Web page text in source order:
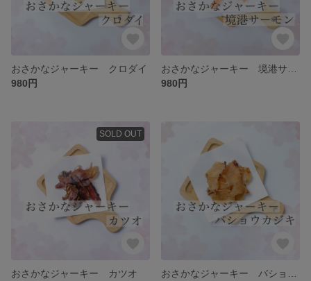
おさかなジャーキー クロダイ
980円
980円
SOLD OUT
おさかなジャーキー カツオ